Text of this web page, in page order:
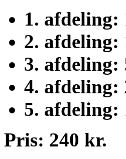
1. afdeling:
2. afdeling:
3. afdeling:
4. afdeling:
5. afdeling:
Pris: 240 kr.